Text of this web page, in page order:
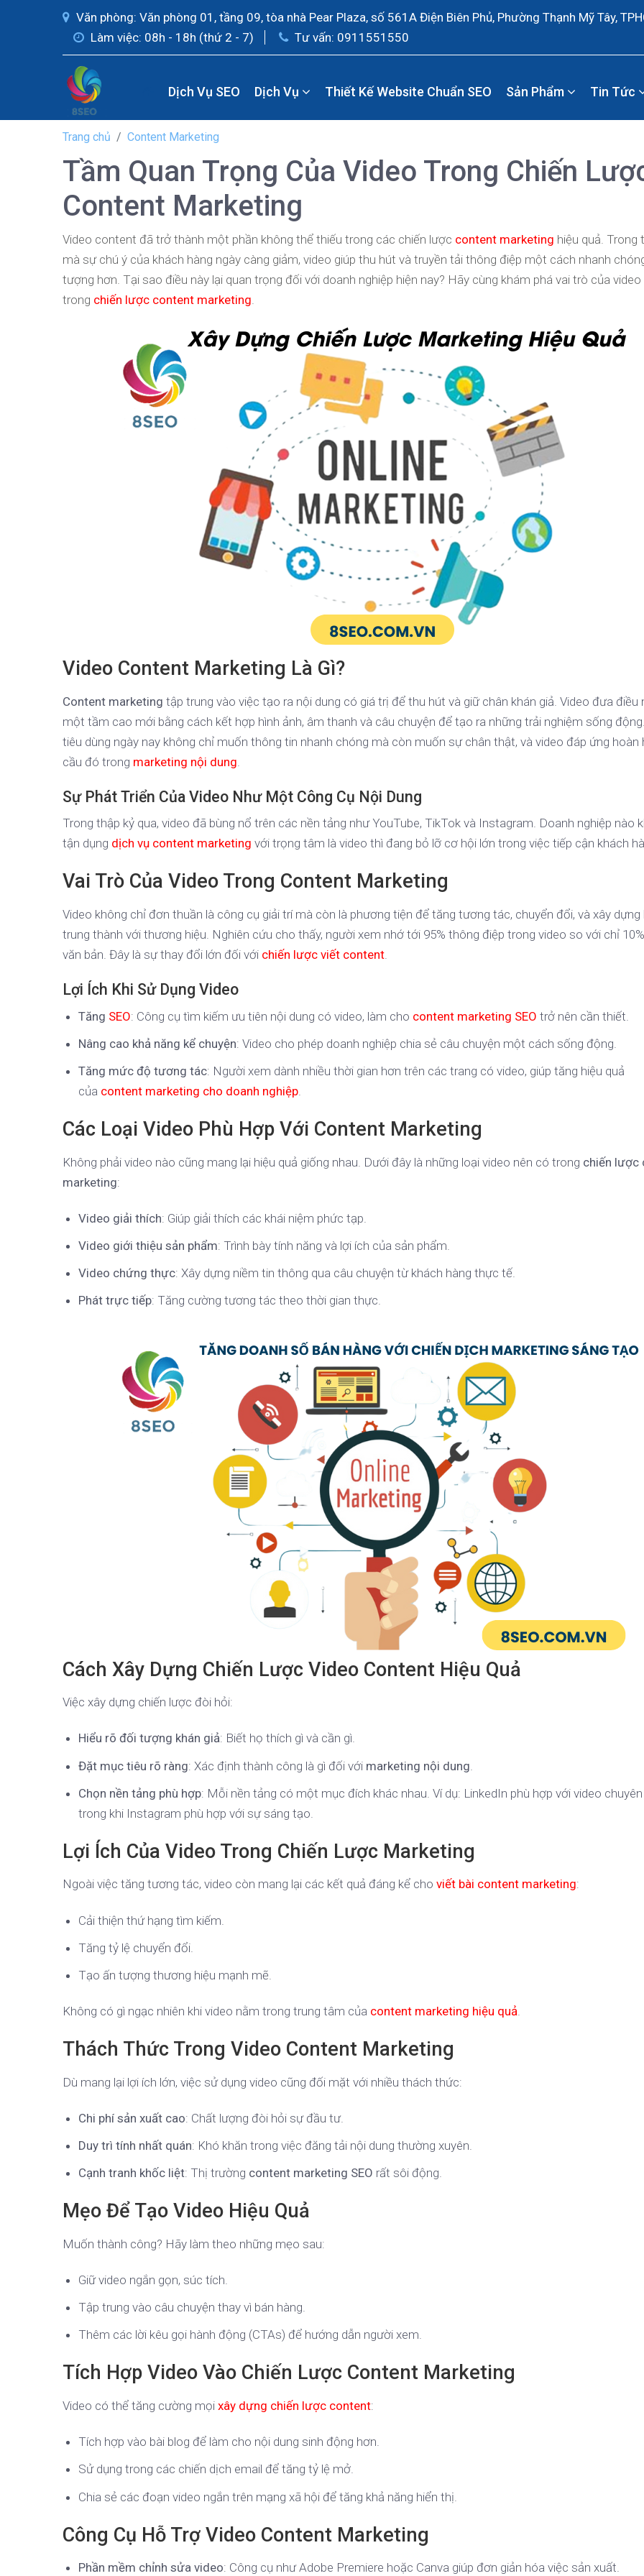
Văn phòng: Văn phòng 01, tầng 09, tòa nhà Pear Plaza, số 561A Điện Biên Phủ, Phường Thạnh Mỹ Tây,
Làm việc: 08h - 18h (thứ 2 - 7)
Tư vấn: 0911551550
Dịch Vụ SEO Dịch Vụ Thiết Kế Website Chuẩn SEO Sản Phẩm Tin Tức
Trang chủ Content Marketing
Tầm Quan Trọng Của Video Trong Chiến
Content Marketing
Video content đã trở thành một phần không thể thiếu trong các chiến lược content marketing hiệu quả. Trong
mà sự chú ý của khách hàng ngày càng giảm, video giúp thu hút và truyền tải thông điệp một cách nhanh
tượng hơn. Tại sao điều này lại quan trọng đối với doanh nghiệp hiện nay? Hãy cùng khám phá vai trò của video
trong chiến lược content marketing.
Video Content Marketing Là Gì?
Content marketing tập trung vào việc tạo ra nội dung có giá trị để thu hút và giữ chân khán giả. Video đưa điều
một tầm cao mới bằng cách kết hợp hình ảnh, âm thanh và câu chuyện để tạo ra những trải nghiệm sống
tiêu dùng ngày nay không chỉ muốn thông tin nhanh chóng mà còn muốn sự chân thật, và video đáp ứng hoàn
cầu đó trong marketing nội dung
Sự Phát Triển Của Video Như Một Công Cụ Nội Dung
Trong thập kỷ qua, video đã bùng nổ trên các nền tảng như YouTube, TikTok và Instagram. Doanh nghiệp nào
tận dụng dịch vụ content marketing với trọng tâm là video thì đang bỏ lỡ cơ hội lớn trong việc tiếp cận khách
Vai Trò Của Video Trong Content Marketing
Video không chỉ đơn thuần là công cụ giải trí mà còn là phương tiện để tăng tương tác, chuyển đổi, và xây dựng
trung thành với thương hiệu. Nghiên cứu cho thấy, người xem nhớ tới 95% thông điệp trong video so với chỉ
văn bản. Đây là sự thay đổi lớn đối với chiến lược viết content.
Lợi Ích Khi Sử Dụng Video
Tăng SEO: Công cụ tìm kiếm ưu tiên nội dung có video, làm cho content marketing SEO trở nên cần thiết.
Nâng cao khả năng kể chuyện: Video cho phép doanh nghiệp chia sẻ câu chuyện một cách sống động.
Tăng mức độ tương tác: Người xem dành nhiều thời gian hơn trên các trang có video, giúp tăng hiệu quả
của content marketing cho doanh nghiệp.
Các Loại Video Phù Hợp Với Content Marketing
Không phải video nào cũng mang lại hiệu quả giống nhau. Dưới đây là những loại video nên có trong chiến lược
marketing:
Video giải thích: Giúp giải thích các khái niệm phức tạp.
Video giới thiệu sản phẩm: Trình bày tính năng và lợi ích của sản phẩm.
Video chứng thực: Xây dựng niềm tin thông qua câu chuyện từ khách hàng thực tế.
Phát trực tiếp: Tăng cường tương tác theo thời gian thực.
Cách Xây Dựng Chiến Lược Video Content Hiệu Quả
Việc xây dựng chiến lược đòi hỏi:
Hiểu rõ đối tượng khán giả: Biết họ thích gì và cần gì.
Đặt mục tiêu rõ ràng: Xác định thành công là gì đối với marketing nội dung
Chọn nền tảng phù hợp: Mỗi nền tảng có một mục đích khác nhau. Ví dụ: LinkedIn phù hợp với video chuyên
trong khi Instagram phù hợp với sự sáng tạo.
Lợi Ích Của Video Trong Chiến Lược Marketing
Ngoài việc tăng tương tác, video còn mang lại các kết quả đáng kể cho viết bài content marketing:
Cải thiện thứ hạng tìm kiếm.
Tăng tỷ lệ chuyển đổi.
Tạo ấn tượng thương hiệu mạnh mẽ.
Không có gì ngạc nhiên khi video nằm trong trung tâm của content marketing hiệu quả.
Thách Thức Trong Video Content Marketing
Dù mang lại lợi ích lớn, việc sử dụng video cũng đối mặt với nhiều thách thức:
Chi phí sản xuất cao: Chất lượng đòi hỏi sự đầu tư.
Duy trì tính nhất quán: Khó khăn trong việc đăng tải nội dung thường xuyên.
Cạnh tranh khốc liệt: Thị trường content marketing SEO rất sôi động.
Mẹo Để Tạo Video Hiệu Quả
Muốn thành công? Hãy làm theo những mẹo sau:
Giữ video ngắn gọn, súc tích.
Tập trung vào câu chuyện thay vì bán hàng.
Thêm các lời kêu gọi hành động (CTAs) để hướng dẫn người xem.
Tích Hợp Video Vào Chiến Lược Content Marketing
Video có thể tăng cường mọi xây dựng chiến lược content:
Tích hợp vào bài blog để làm cho nội dung sinh động hơn.
Sử dụng trong các chiến dịch email để tăng tỷ lệ mở.
Chia sẻ các đoạn video ngắn trên mạng xã hội để tăng khả năng hiển thị.
Công Cụ Hỗ Trợ Video Content Marketing
Phần mềm chỉnh sửa video: Công cụ như Adobe Premiere hoặc Canva giúp đơn giản hóa việc sản xuất.